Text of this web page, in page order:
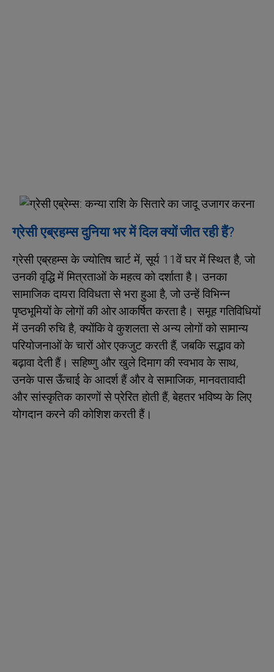
ग्रेसी एब्रहम्स दुनिया भर में दिल क्यों जीत रही हैं?
ग्रेसी एब्रहम्स के ज्योतिष चार्ट में, सूर्य 11वें घर में स्थित है, जो
उनकी वृद्धि में मित्रताओं के महत्व को दर्शाता है। उनका
सामाजिक दायरा विविधता से भरा हुआ है, जो उन्हें विभिन्न
पृष्ठभूमियों के लोगों की ओर आकर्षित करता है। समूह गतिविधियों
में उनकी रुचि है, क्योंकि वे कुशलता से अन्य लोगों को सामान्य
परियोजनाओं के चारों ओर एकजुट करती हैं, जबकि सद्भाव को
बढ़ावा देती हैं। सहिष्णु और खुले दिमाग की स्वभाव के साथ,
उनके पास ऊँचाई के आदर्श हैं और वे सामाजिक, मानवतावादी
और सांस्कृतिक कारणों से प्रेरित होती हैं, बेहतर भविष्य के लिए
योगदान करने की कोशिश करती हैं।